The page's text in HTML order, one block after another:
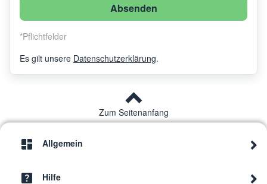
Absenden
*Pflichtfelder
Es gilt unsere Datenschutzerklärung.
Zum Seitenanfang
Allgemein
Hilfe